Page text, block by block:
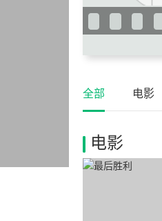
全部 电影
电影